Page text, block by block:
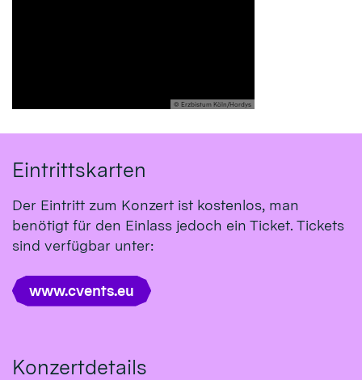
© Erzbistum Köln/Hordys
Eintrittskarten
Der Eintritt zum Konzert ist kostenlos, man
benötigt für den Einlass jedoch ein Ticket. Tickets
sind verfügbar unter:
www.cvents.eu
Konzertdetails